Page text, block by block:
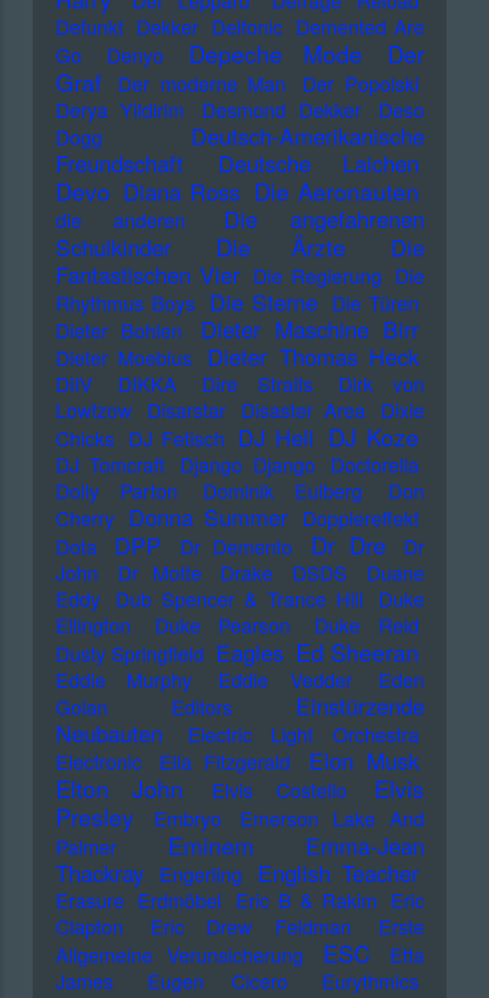
Defunkt Dekker Delfonic Demented Are
Go
Denyo Depeche Mode
Der
Graf
Der moderne Man
Der Popolski
Derya Yildirim
Desmond Dekker
Deso
Dogg
Deutsch-Amerikanische
Freundschaft
Deutsche Laichen
Devo Diana Ross Die Aeronauten
die anderen
Die angefahrenen
Schulkinder
Die Ärzte
Die
Fantastischen Vier Die Regierung Die
Rhythmus Boys Die Sterne Die Türen
Dieter Bohlen
Dieter Maschine Birr
Dieter Moebius Dieter Thomas Heck
DiIV DIKKA Dire Straits
Dirk von
Lowtzow
Disarstar Disaster Area
Dixie
Chicks DJ Fetisch DJ Hell DJ Koze
DJ Tomcraft Django Django
Doctorella
Dolly Parton
Dominik Eulberg
Don
Cherry Donna Summer Dopplereffekt
Dota
DPP Dr Demento Dr Dre
Dr
John
Dr Motte Drake DSDS
Duane
Eddy
Dub Spencer & Trance Hill
Duke
Ellington
Duke Pearson
Duke Reid
Dusty Springfield Eagles Ed Sheeran
Eddie Murphy Eddie Vedder
Eden
Golan
Editors
Einstürzende
Neubauten
Electric Light Orchestra
Electronic
Ella Fitzgerald Elon Musk
Elton John Elvis Costello
Elvis
Presley
Embryo
Emerson Lake And
Palmer
Eminem
Emma-Jean
Thackray
Engerling English Teacher
Erasure Erdmöbel Eric B & Rakim Eric
Clapton
Eric Drew Feldman
Erste
Allgemeine Verunsicherung
ESC
Etta
James
Eugen Cicero
Eurythmics